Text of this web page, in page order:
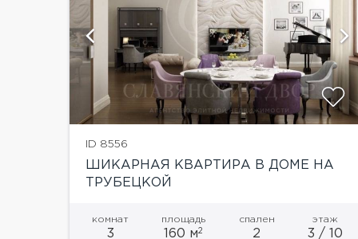
ID 8556
ШИКАРНАЯ КВАРТИРА В ДОМЕ НА
ТРУБЕЦКОЙ
комнат
3
площадь
160 м2
спален
2
этаж
3 / 10
показать ещё 6 фотографий